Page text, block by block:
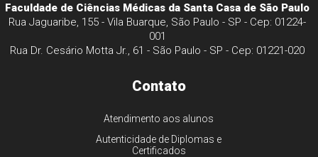
Faculdade de Ciências Médicas da Santa Casa de São Paulo
Rua Jaguaribe, 155 - Vila Buarque, São Paulo - SP - Cep: 01224-
001
Rua Dr. Cesário Motta Jr., 61 - São Paulo - SP - Cep: 01221-020
Contato
Atendimento aos alunos
Autenticidade de Diplomas e
Certificados